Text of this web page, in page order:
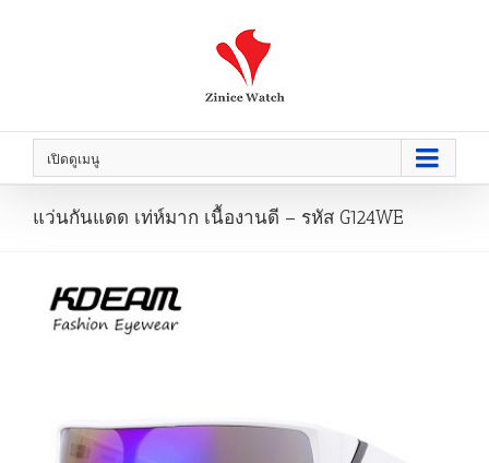
เปิดดูเมนู
แว่นกันแดด เท่ห์มาก เนื้องานดี – รหัส G124WE